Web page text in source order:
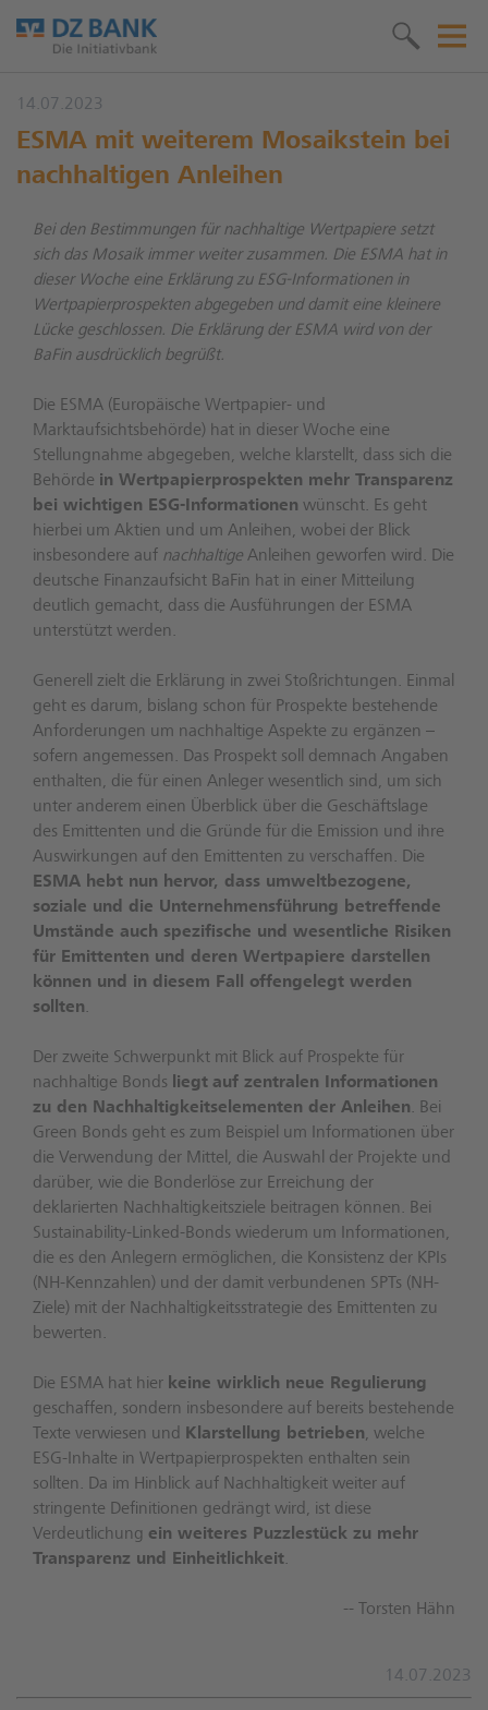
14.07.2023
ESMA mit weiterem Mosaikstein bei
nachhaltigen Anleihen
Bei den Bestimmungen für nachhaltige Wertpapiere setzt
sich das Mosaik immer weiter zusammen. Die ESMA hat in
dieser Woche eine Erklärung zu ESG-Informationen in
Wertpapierprospekten abgegeben und damit eine kleinere
Lücke geschlossen. Die Erklärung der ESMA wird von der
BaFin ausdrücklich begrüßt.
Die ESMA (Europäische Wertpapier- und
Marktaufsichtsbehörde) hat in dieser Woche eine
Stellungnahme abgegeben, welche klarstellt, dass sich die
Behörde in Wertpapierprospekten mehr Transparenz
bei wichtigen ESG-Informationen wünscht. Es geht
hierbei um Aktien und um Anleihen, wobei der Blick
insbesondere auf nachhaltige Anleihen geworfen wird. Die
deutsche Finanzaufsicht BaFin hat in einer Mitteilung
deutlich gemacht, dass die Ausführungen der ESMA
unterstützt werden.
Generell zielt die Erklärung in zwei Stoßrichtungen. Einmal
geht es darum, bislang schon für Prospekte bestehende
Anforderungen um nachhaltige Aspekte zu ergänzen –
sofern angemessen. Das Prospekt soll demnach Angaben
enthalten, die für einen Anleger wesentlich sind, um sich
unter anderem einen Überblick über die Geschäftslage
des Emittenten und die Gründe für die Emission und ihre
Auswirkungen auf den Emittenten zu verschaffen. Die
ESMA hebt nun hervor, dass umweltbezogene,
soziale und die Unternehmensführung betreffende
Umstände auch spezifische und wesentliche Risiken
für Emittenten und deren Wertpapiere darstellen
können und in diesem Fall offengelegt werden
sollten .
Der zweite Schwerpunkt mit Blick auf Prospekte für
nachhaltige Bonds
liegt auf zentralen Informationen
zu den Nachhaltigkeitselementen der Anleihen . Bei
Green Bonds geht es zum Beispiel um Informationen über
die Verwendung der Mittel, die Auswahl der Projekte und
darüber, wie die Bonderlöse zur Erreichung der
deklarierten Nachhaltigkeitsziele beitragen können. Bei
Sustainability-Linked-Bonds wiederum um Informationen,
die es den Anlegern ermöglichen, die Konsistenz der KPIs
(NH-Kennzahlen) und der damit verbundenen SPTs (NH-
Ziele) mit der Nachhaltigkeitsstrategie des Emittenten zu
bewerten.
Die ESMA hat hier keine wirklich neue Regulierung
geschaffen, sondern insbesondere auf bereits bestehende
Texte verwiesen und
Klarstellung betrieben, welche
ESG-Inhalte in Wertpapierprospekten enthalten sein
sollten. Da im Hinblick auf Nachhaltigkeit weiter auf
stringente Definitionen gedrängt wird, ist diese
Verdeutlichung ein weiteres Puzzlestück zu mehr
Transparenz und Einheitlichkeit.
-- Torsten Hähn
14.07.2023